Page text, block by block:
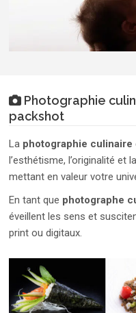
Photographie
packshot
La photographie culinaire
l’esthétisme, l’originalité
mettant en valeur votre
En tant que photographe
éveillent les sens et
print ou digitaux.